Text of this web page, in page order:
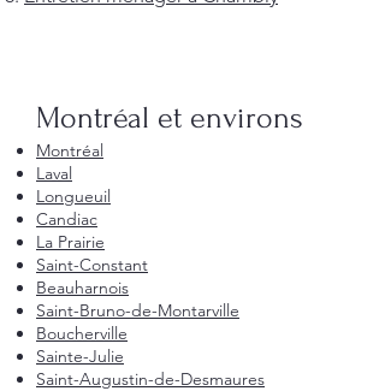
Montréal et environs
Montréal
Laval
Longueuil
Candiac
La Prairie
Saint-Constant
Beauharnois
Saint-Bruno-de-Montarville
Boucherville
Sainte-Julie
Saint-Augustin-de-Desmaures